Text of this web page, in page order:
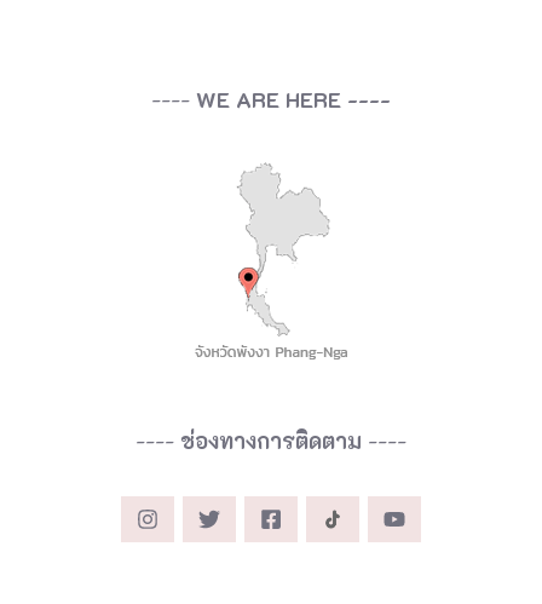
---- WE ARE HERE ----
---- ช่องทางการติดตาม ----